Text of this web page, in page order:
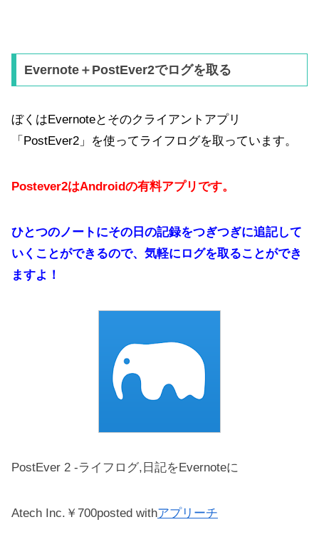
Evernote＋PostEver2でログを取る
ぼくはEvernoteとそのクライアントアプリ
「PostEver2」を使ってライフログを取っています。
Postever2はAndroidの有料アプリです。
ひとつのノートにその日の記録をつぎつぎに追記して
いくことができるので、気軽にログを取ることができ
ますよ！
PostEver 2 -ライフログ,日記をEvernoteに
Atech Inc. ￥700posted withアプリーチ